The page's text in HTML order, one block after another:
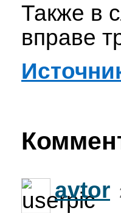
Также в
вправе
avtor